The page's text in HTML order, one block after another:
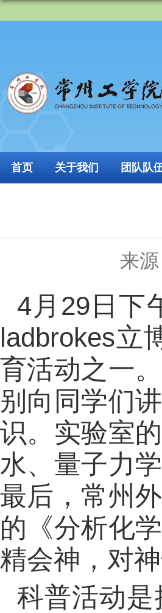
首页 关于我们 团队队
来
4 月 29 日下
ladbrokes立
育活动之一
别向同学们
识。实验室
水、量子力
最后，常州
的《分析化
精会神，对
科普活动